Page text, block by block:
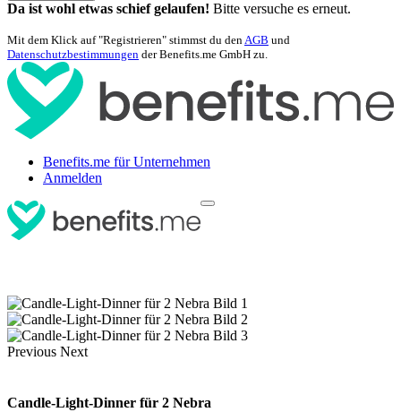
Da ist wohl etwas schief gelaufen! Bitte versuche es erneut.
Mit dem Klick auf "Registrieren" stimmst du denAGB und
Datenschutzbestimmungen der Benefits.me GmbH zu.
Benefits.me für Unternehmen
Anmelden
Previous Next
Candle-Light-Dinner für 2 Nebra